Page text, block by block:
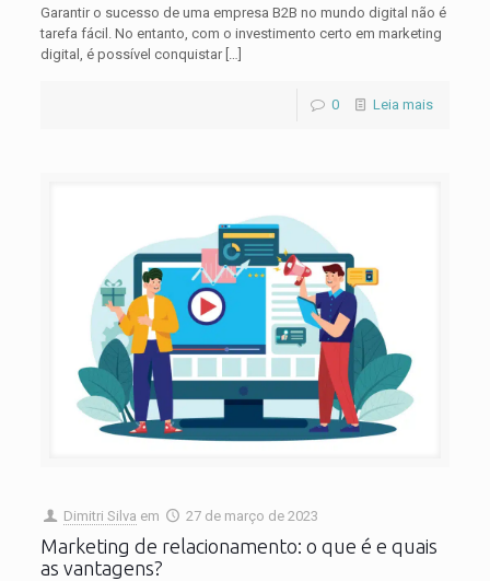
Garantir o sucesso de uma empresa B2B no mundo digital não é
tarefa fácil. No entanto, com o investimento certo em marketing
digital, é possível conquistar[…]
0 Leia mais
Dimitri Silva em 27 de março de 2023
Marketing de relacionamento: o que é e quais
as vantagens?